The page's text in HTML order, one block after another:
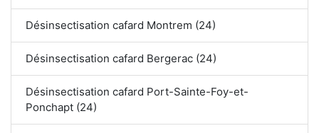
Désinsectisation cafard Montrem (24)
Désinsectisation cafard Bergerac (24)
Désinsectisation cafard Port-Sainte-Foy-et-
Ponchapt (24)